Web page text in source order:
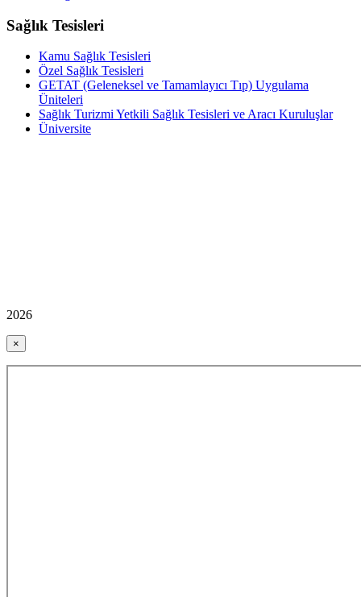
Sağlık Tesisleri
Kamu Sağlık Tesisleri
Özel Sağlık Tesisleri
GETAT (Geleneksel ve Tamamlayıcı Tıp) Uygulama
Üniteleri
Sağlık Turizmi Yetkili Sağlık Tesisleri ve Aracı Kuruluşlar
Üniversite
2026
×